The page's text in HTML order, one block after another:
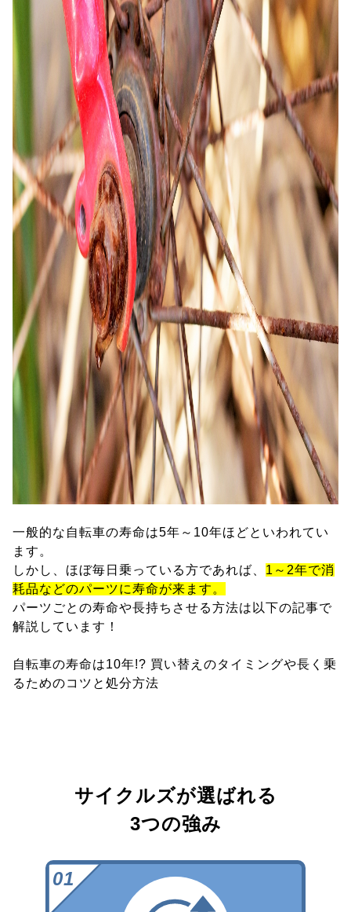
一般的な自転車の寿命は5年～10年ほどといわれてい
ます。
しかし、ほぼ毎日乗っている方であれば、 1～2年で消
耗品などのパーツに寿命が来ます。
パーツごとの寿命や長持ちさせる方法は以下の記事で
解説しています！
自転車の寿命は10年!? 買い替えのタイミングや長く乗
るためのコツと処分方法
サイクルズが選ばれる
3つの強み